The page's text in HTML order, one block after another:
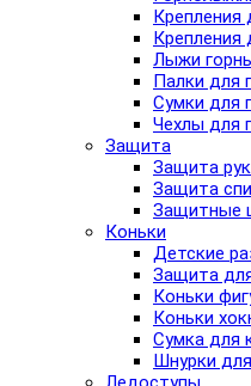
Крепления
Крепления
Лыжи
Палки для
Сумки для
Чехлы для
Защита
Защита
Защита
Защитные
Коньки
Детские
Защита
Коньки
Коньки
Сумка для
Шнурки